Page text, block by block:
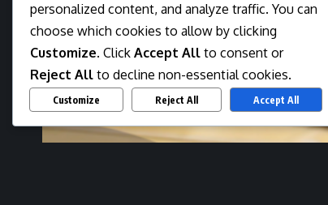
personalized content, and analyze traffic. You can
choose which cookies to allow by clicking
Customize. Click Accept All to consent or
Reject All to decline non-essential cookies.
Customize Reject All Accept All